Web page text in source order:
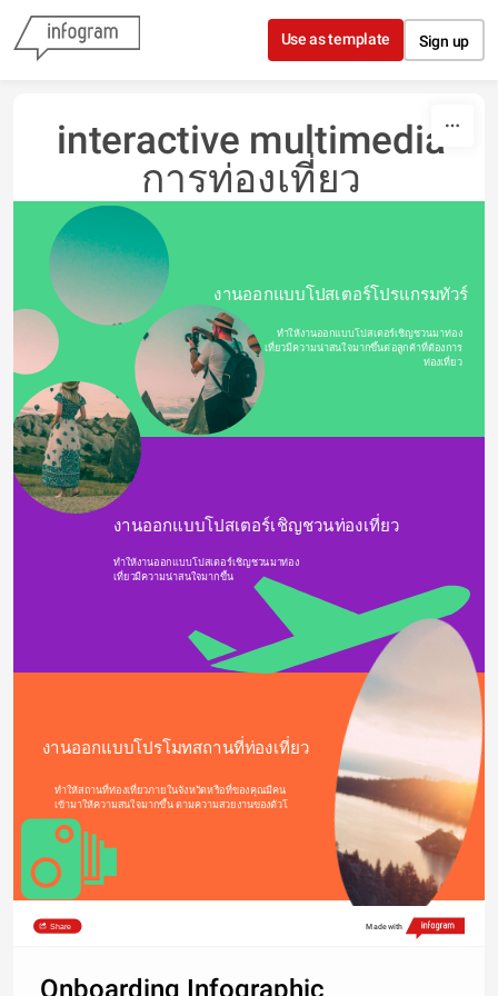
Skip to content
Use as template Sign up
interactive multimedia
การท่องเที่ยว
งานออกแบบโปสเตอร์โปรแกรมทัวร์
ทำให้งานออกแบบโปสเตอร์เชิญชวนมาท่อง
เที่ยวมีความน่าสนใจมากขึ้นต่อลูกค้าที่ต้องการ
ท่องเที่ยว
งานออกแบบโปสเตอร์เชิญชวนท่องเที่ยว
ทำให้งานออกแบบโปสเตอร์เชิญชวนมาท่อง
เที่ยวมีความน่าสนใจมากขึ้น
งานออกแบบโปรโมทสถานที่ท่องเที่ยว
ทำให้สถานที่ท่องเที่ยวภายในจังหวัดหรือที่ของคุณมีคน
เข้ามาให้ความสนใจมากขึ้น ตามความสวยงานของตัวโ
Sit amet tincidunt. Interdum et malesuada
Share Made with